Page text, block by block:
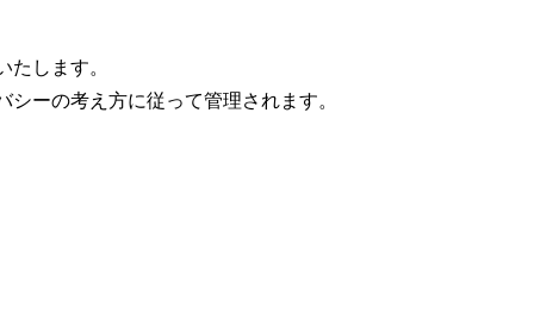
します。
ーの考え方に従って管理されます。